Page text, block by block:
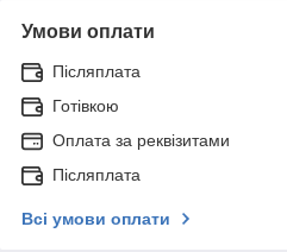
Умови оплати
Післяплата
Готівкою
Оплата за реквізитами
Післяплата
Всі умови оплати